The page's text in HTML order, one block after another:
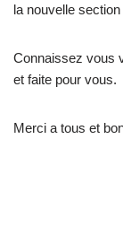
la nouvelle
Connaissez vous
et faite pour vous.
Merci a tous et